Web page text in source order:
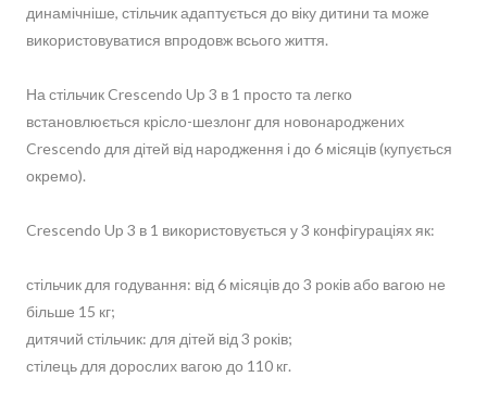
динамічніше, стільчик адаптується до віку дитини та може
використовуватися впродовж всього життя.
На стільчик Crescendo Up 3 в 1 просто та легко
встановлюється крісло-шезлонг для новонароджених
Crescendo для дітей від народження і до 6 місяців (купується
окремо).
Crescendo Up 3 в 1 використовується у 3 конфігураціях як:
стільчик для годування: від 6 місяців до 3 років або вагою не
більше 15 кг;
дитячий стільчик: для дітей від 3 років;
стілець для дорослих вагою до 110 кг.